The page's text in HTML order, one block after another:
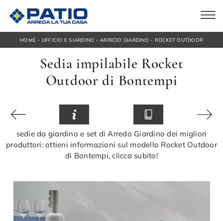
HOME - UFFICIO E GIARDINO - ARREDO GIARDINO - ROCKET OUTDOOR
Sedia impilabile Rocket
Outdoor di Bontempi
sedie da giardino e set di Arredo Giardino dei migliori
produttori: ottieni informazioni sul modello Rocket Outdoor
di Bontempi, clicca subito!